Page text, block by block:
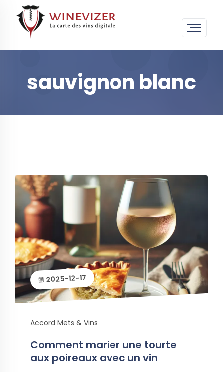
sauvignon blanc
2025-12-17
Accord Mets & Vins
Comment marier une tourte
aux poireaux avec un vin